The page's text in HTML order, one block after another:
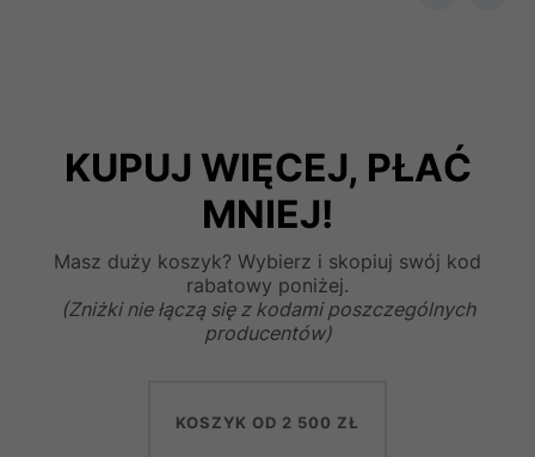
KUPUJ WIĘCEJ, PŁAĆ
MNIEJ!
Masz duży koszyk? Wybierz i skopiuj swój kod
rabatowy poniżej.
(Zniżki nie łączą się z kodami poszczególnych
producentów)
KOSZYK OD 2 500 ZŁ